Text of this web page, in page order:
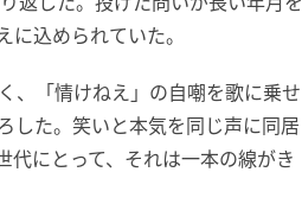
込められていた。
、「情けねえ」の自嘲を歌に乗せ
した。笑いと本気を同じ声に同居
代にとって、それは一本の線がき